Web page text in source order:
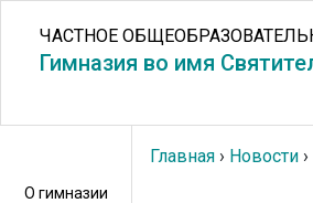
ЧАСТНОЕ
Гимназия во имя
О гимназии
Главная › Новости ›